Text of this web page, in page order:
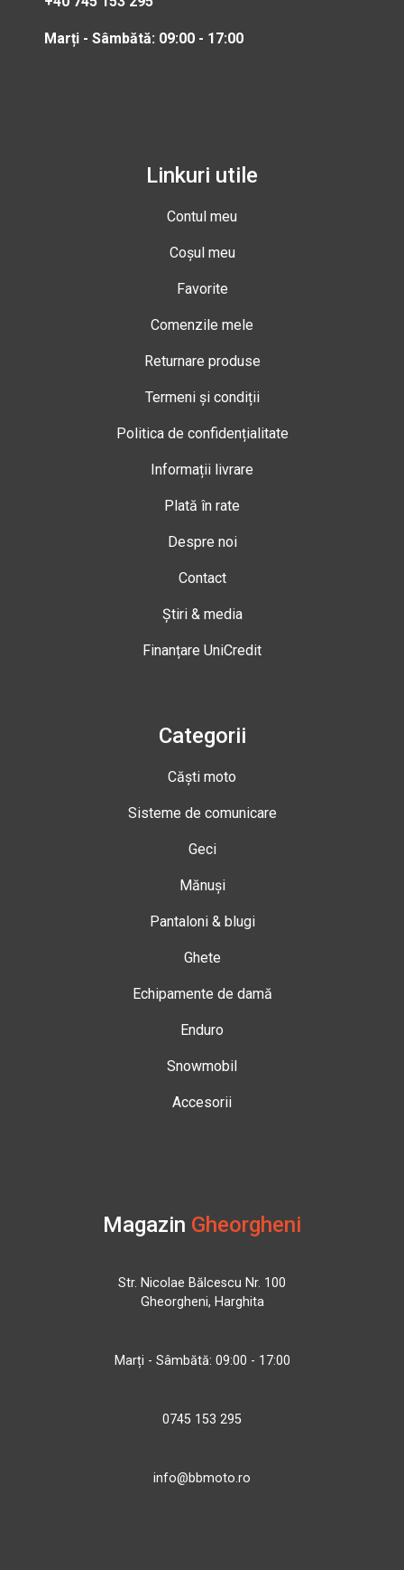
Marți - Sâmbătă: 09:00 - 17:00
Linkuri utile
Contul meu
Coșul meu
Favorite
Comenzile mele
Returnare produse
Termeni și condiții
Politica de confidențialitate
Informații livrare
Plată în rate
Despre noi
Contact
Știri & media
Finanțare UniCredit
Categorii
Căști moto
Sisteme de comunicare
Geci
Mănuși
Pantaloni & blugi
Ghete
Echipamente de damă
Enduro
Snowmobil
Accesorii
Magazin Gheorgheni
Str. Nicolae Bălcescu Nr. 100
Gheorgheni, Harghita
Marți - Sâmbătă: 09:00 - 17:00
0745 153 295
info@bbmoto.ro